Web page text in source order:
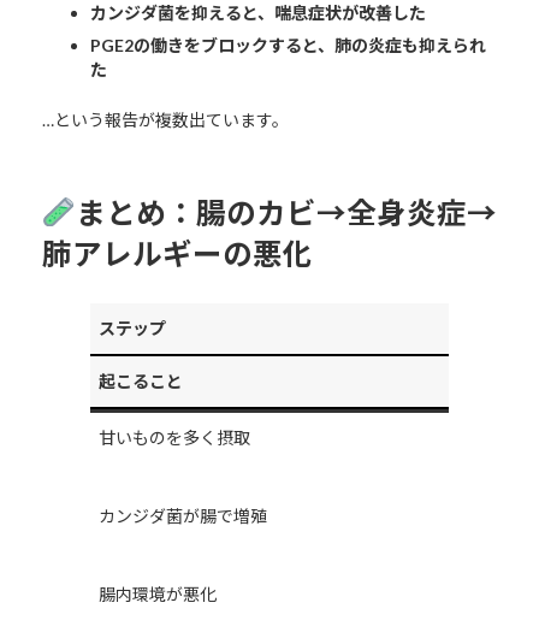
カンジダ菌を抑えると、喘息症状が改善した
PGE2の働きをブロックすると、肺の炎症も抑えられ
た
…という報告が複数出ています。
まとめ：腸のカビ→全身炎症→
肺アレルギーの悪化
ステップ
起こること
甘いものを多く摂取
カンジダ菌が腸で増殖
腸内環境が悪化